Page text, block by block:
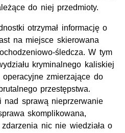
do niej przedmioty.
otrzymał informację o
na miejsce skierowana
śledcza. W tym
kryminalnego kaliskiej
zmierzające do
przestępstwa.
nad sprawą nieprzerwanie
skomplikowana,
nic nie wiedziała o